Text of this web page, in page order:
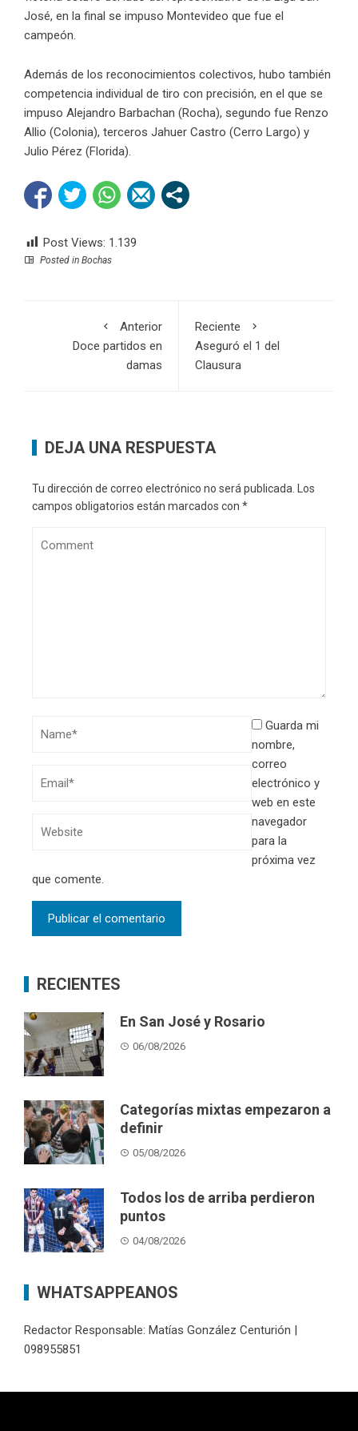
José, en la final se impuso Montevideo que fue el
campeón.
Además de los reconocimientos colectivos, hubo también
competencia individual de tiro con precisión, en el que se
impuso Alejandro Barbachan (Rocha), segundo fue Renzo
Allio (Colonia), terceros Jahuer Castro (Cerro Largo) y
Julio Pérez (Florida).
Post Views: 1.139
Posted in Bochas
Anterior
Doce partidos en
damas
Reciente
Aseguró el 1 del
Clausura
DEJA UNA RESPUESTA
Tu dirección de correo electrónico no será publicada.
Los
campos obligatorios están marcados con *
Guarda mi
nombre,
correo
electrónico y
web en este
navegador
para la
próxima vez
que comente.
RECIENTES
En San José y Rosario
06/08/2026
Categorías mixtas empezaron a
definir
05/08/2026
Todos los de arriba perdieron
puntos
04/08/2026
WHATSAPPEANOS
Redactor Responsable: Matías González Centurión |
098955851